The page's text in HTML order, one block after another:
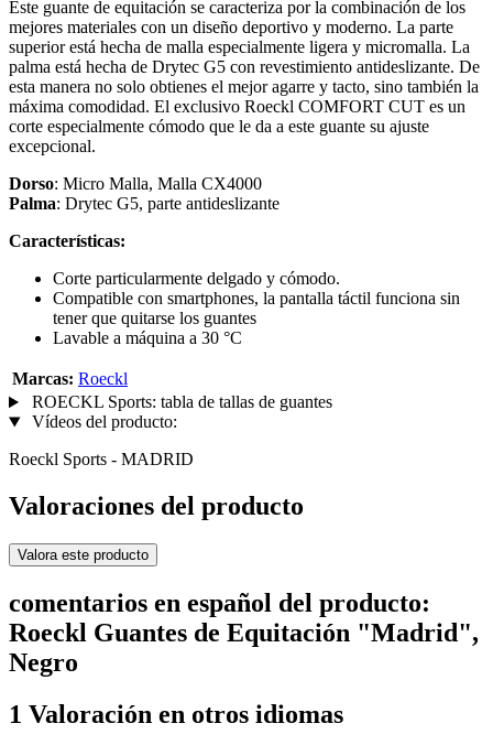
Este guante de equitación se caracteriza por la combinación de los
mejores materiales con un diseño deportivo y moderno. La parte
superior está hecha de malla especialmente ligera y micromalla. La
palma está hecha de Drytec G5 con revestimiento antideslizante. De
esta manera no solo obtienes el mejor agarre y tacto, sino también la
máxima comodidad. El exclusivo Roeckl COMFORT CUT es un
corte especialmente cómodo que le da a este guante su ajuste
excepcional.
Dorso: Micro Malla, Malla CX4000
Palma: Drytec G5, parte antideslizante
Características:
Corte particularmente delgado y cómodo.
Compatible con smartphones, la pantalla táctil funciona sin
tener que quitarse los guantes
Lavable a máquina a 30 °C
Marcas: Roeckl
ROECKL Sports: tabla de tallas de guantes
Vídeos del producto:
Roeckl Sports - MADRID
Valoraciones del producto
Valora este producto
comentarios en español del producto:
Roeckl Guantes de Equitación "Madrid",
Negro
1 Valoración en otros idiomas